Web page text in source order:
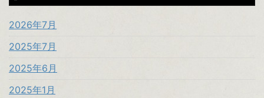
2026年7月
2025年7月
2025年6月
2025年1月